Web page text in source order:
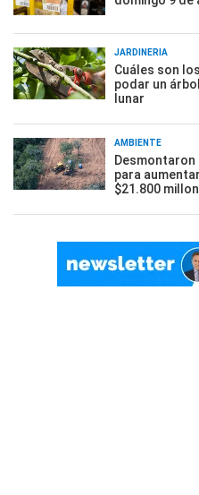
JARDINERÍA
Cuáles son
podar un
lunar
AMBIENTE
para
$21.800